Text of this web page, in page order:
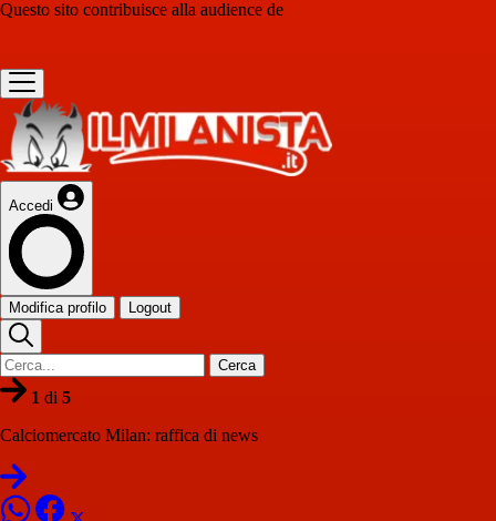
Questo sito contribuisce alla audience de
Accedi
Modifica profilo Logout
Cerca
1 di 5
Calciomercato Milan: raffica di news